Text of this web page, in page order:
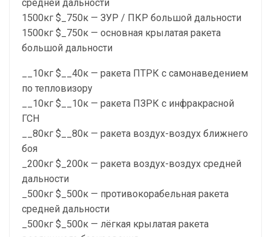
средней дальности
1500кг $_750к — ЗУР / ПКР большой дальности
1500кг $_750к — основная крылатая ракета
большой дальности
__10кг $__40к — ракета ПТРК с самонаведением
по тепловизору
__10кг $__10к — ракета ПЗРК с инфракрасной
ГСН
__80кг $__80к — ракета воздух-воздух ближнего
боя
_200кг $_200к — ракета воздух-воздух средней
дальности
_500кг $_500к — противокорабельная ракета
средней дальности
_500кг $_500к — лёгкая крылатая ракета